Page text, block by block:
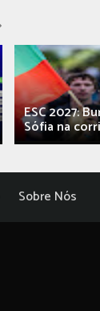
ESC 2027:
Sófia na
Sobre Nós